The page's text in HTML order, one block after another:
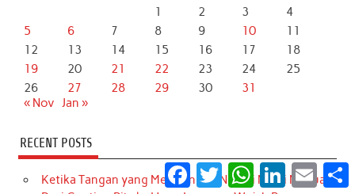
1 2 3
4
5
6 7 8 9 10
11
12
13 14 15 16 17
18
19
20 21 22 23 24
25
26
27 28 29 30
31
« Nov Jan »
RECENT POSTS
Ketika Tangan yang Membangun Negeri Mulai Menua
Facebook
Twitter WhatsApp
LinkedInEmail